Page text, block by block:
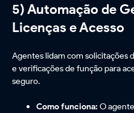
5) Automação de
Licenças e Acesso
Agentes lidam com solicitações
e verificações de função para
seguro.
Como funciona: O